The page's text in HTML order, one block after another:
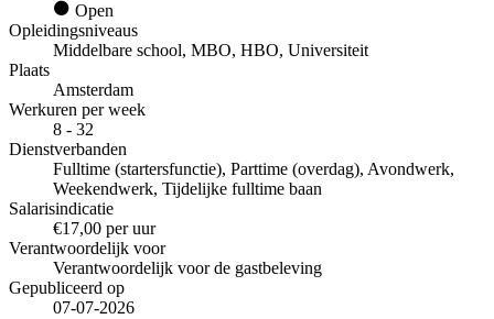
Open
Opleidingsniveaus
Middelbare school, MBO, HBO, Universiteit
Plaats
Amsterdam
Werkuren per week
8 - 32
Dienstverbanden
Fulltime (startersfunctie), Parttime (overdag), Avondwerk,
Weekendwerk, Tijdelijke fulltime baan
Salarisindicatie
€17,00 per uur
Verantwoordelijk voor
Verantwoordelijk voor de gastbeleving
Gepubliceerd op
07-07-2026